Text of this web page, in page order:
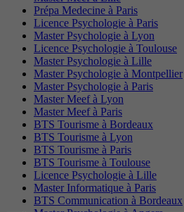
Prépa Medecine à Paris
Licence Psychologie à Paris
Master Psychologie à Lyon
Licence Psychologie à Toulouse
Master Psychologie à Lille
Master Psychologie à Montpellier
Master Psychologie à Paris
Master Meef à Lyon
Master Meef à Paris
BTS Tourisme à Bordeaux
BTS Tourisme à Lyon
BTS Tourisme à Paris
BTS Tourisme à Toulouse
Licence Psychologie à Lille
Master Informatique à Paris
BTS Communication à Bordeaux